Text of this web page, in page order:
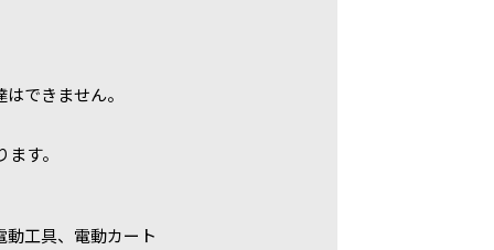
できません。
す。
工具、電動カート